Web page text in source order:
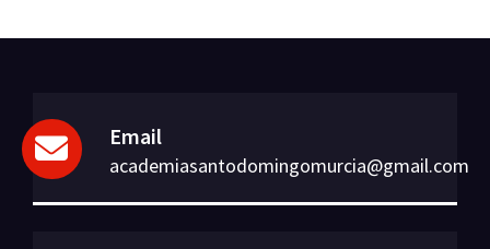
Email
academiasantodomingomurcia@gmail.com